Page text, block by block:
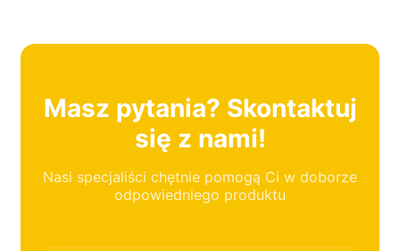
Masz pytania? Skontaktuj
się z nami!
Nasi specjaliści chętnie pomogą Ci w doborze
odpowiedniego produktu